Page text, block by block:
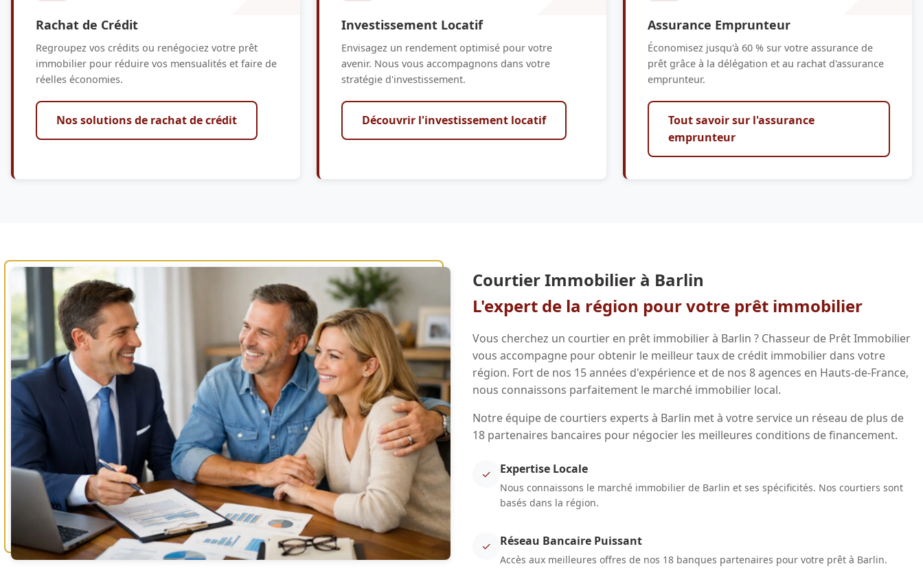
Rachat de Crédit
Regroupez vos crédits ou renégociez votre prêt
immobilier pour réduire vos mensualités et faire de
réelles économies.
Nos solutions de rachat de crédit
Investissement Locatif
Envisagez un rendement optimisé pour votre
avenir. Nous vous accompagnons dans votre
stratégie d'investissement.
Découvrir l'investissement locatif
Assurance Emprunteur
Économisez jusqu'à 60 % sur votre assurance de
prêt grâce à la délégation et au rachat d'assurance
emprunteur.
Tout savoir sur l'assurance
emprunteur
Courtier Immobilier à Barlin
L'expert de la région pour votre prêt immobilier
Vous cherchez un courtier en prêt immobilier à Barlin ? Chasseur de Prêt Immobilier
vous accompagne pour obtenir le meilleur taux de crédit immobilier dans votre
région. Fort de nos 15 années d'expérience et de nos 8 agences en Hauts-de-France,
nous connaissons parfaitement le marché immobilier local.
Notre équipe de courtiers experts à Barlin met à votre service un réseau de plus de
18 partenaires bancaires pour négocier les meilleures conditions de financement.
✓ Expertise Locale
Nous connaissons le marché immobilier de Barlin et ses spécificités. Nos courtiers sont
basés dans la région.
✓ Réseau Bancaire Puissant
Accès aux meilleures offres de nos 18 banques partenaires pour votre prêt à Barlin.